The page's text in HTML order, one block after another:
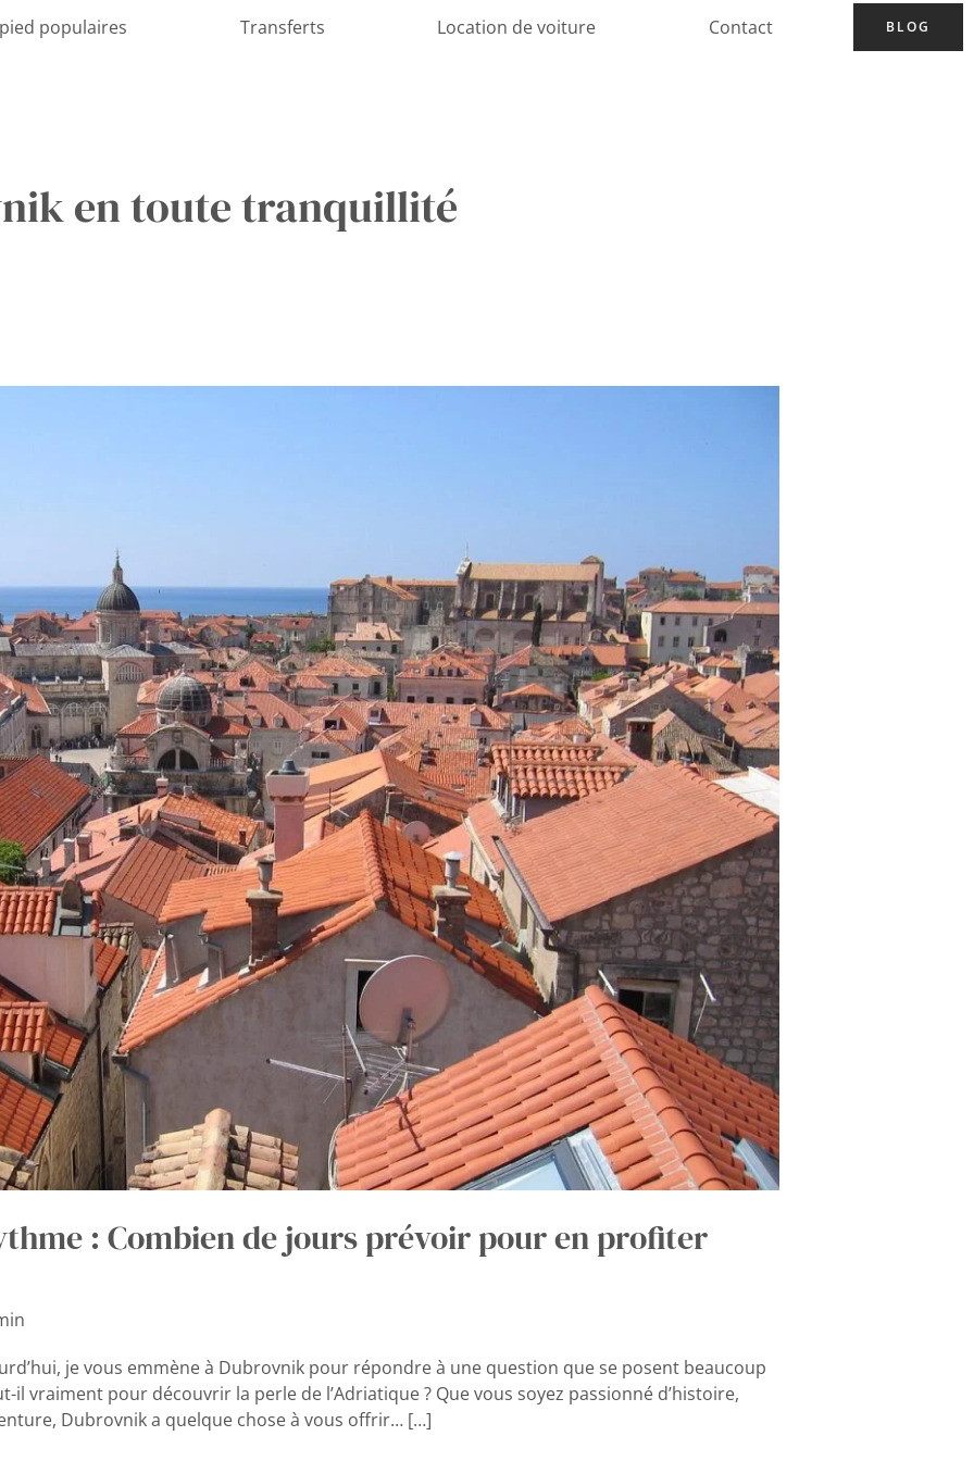
populaires Transferts Location de voiture Contact BLOG
en toute tranquillité
: Combien de jours prévoir pour en profiter
je vous emmène à Dubrovnik pour répondre à une question que se posent beaucoup
il vraiment pour découvrir la perle de l’Adriatique ? Que vous soyez passionné d’histoire,
Dubrovnik a quelque chose à vous offrir… […]